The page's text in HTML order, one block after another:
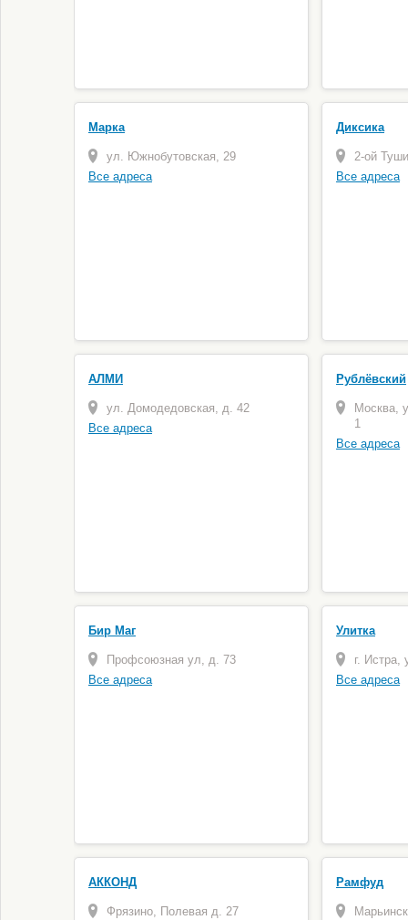
Марка
ул. Южнобутовская, 29
Все адреса
Диксика
2-ой
Все адреса
АЛМИ
ул. Домодедовская, д. 42
Все адреса
Рублёвский
Москва,
1
Все адреса
Бир Маг
Профсоюзная ул, д. 73
Все адреса
Улитка
г.
Все адреса
АККОНД
Фрязино, Полевая д. 27
Рамфуд